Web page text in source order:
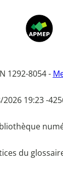
1292-8054 -
19:23 -
du